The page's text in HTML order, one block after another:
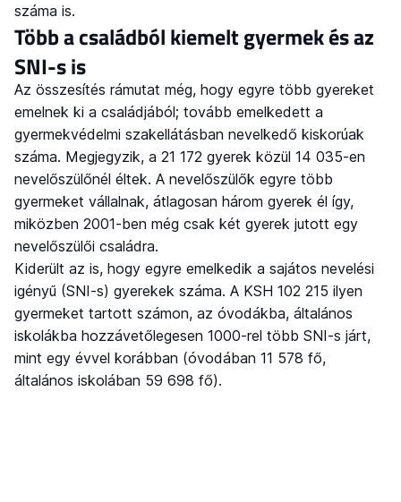
száma is.
Több a családból kiemelt gyermek és az
SNI-s is
Az összesítés rámutat még, hogy egyre több gyereket
emelnek ki a családjából; tovább emelkedett a
gyermekvédelmi szakellátásban nevelkedő kiskorúak
száma. Megjegyzik, a 21 172 gyerek közül 14 035-en
nevelőszülőnél éltek. A nevelőszülők egyre több
gyermeket vállalnak, átlagosan három gyerek él így,
miközben 2001-ben még csak két gyerek jutott egy
nevelőszülői családra.
Kiderült az is, hogy egyre emelkedik a sajátos nevelési
igényű (SNI-s) gyerekek száma. A KSH 102 215 ilyen
gyermeket tartott számon, az óvodákba, általános
iskolákba hozzávetőlegesen 1000-rel több SNI-s járt,
mint egy évvel korábban (óvodában 11 578 fő,
általános iskolában 59 698 fő).